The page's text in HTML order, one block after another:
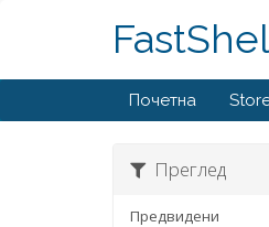
Почетна
Преглед
Предвидени